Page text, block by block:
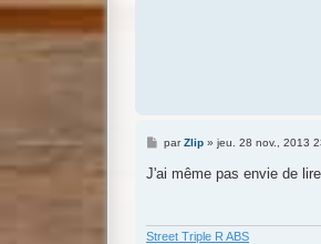
M
s
s
parZlip» jeu. 28 nov., 2013
J'ai même pas envie de
Street Triple R ABS